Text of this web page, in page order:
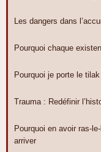
Les dangers dans
Pourquoi chaque
Pourquoi je porte le tilak
Trauma : Redéfinir
Pourquoi en avoir ras-
arriver